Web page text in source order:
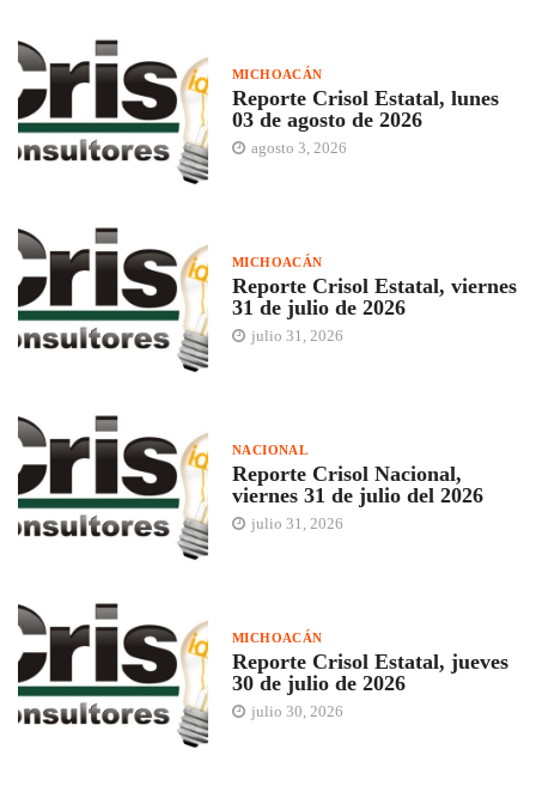
MICHOACÁN
Reporte Crisol Estatal, lunes
03 de agosto de 2026
agosto 3, 2026
MICHOACÁN
Reporte Crisol Estatal, viernes
31 de julio de 2026
julio 31, 2026
NACIONAL
Reporte Crisol Nacional,
viernes 31 de julio del 2026
julio 31, 2026
MICHOACÁN
Reporte Crisol Estatal, jueves
30 de julio de 2026
julio 30, 2026